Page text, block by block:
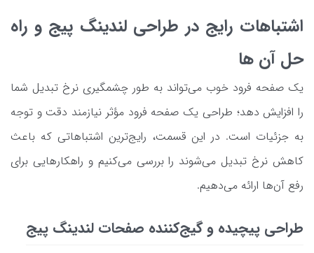
اشتباهات رایج در طراحی لندینگ پیج و راه
حل آن‌ ها
یک صفحه فرود خوب می‌تواند به طور چشمگیری نرخ تبدیل شما
را افزایش دهد؛ طراحی یک صفحه فرود مؤثر نیازمند دقت و توجه
به جزئیات است. در این قسمت، رایج‌ترین اشتباهاتی که باعث
کاهش نرخ تبدیل می‌شوند را بررسی می‌کنیم و راهکارهایی برای
رفع آن‌ها ارائه می‌دهیم.
طراحی پیچیده و گیج‌کننده صفحات لندینگ پیج